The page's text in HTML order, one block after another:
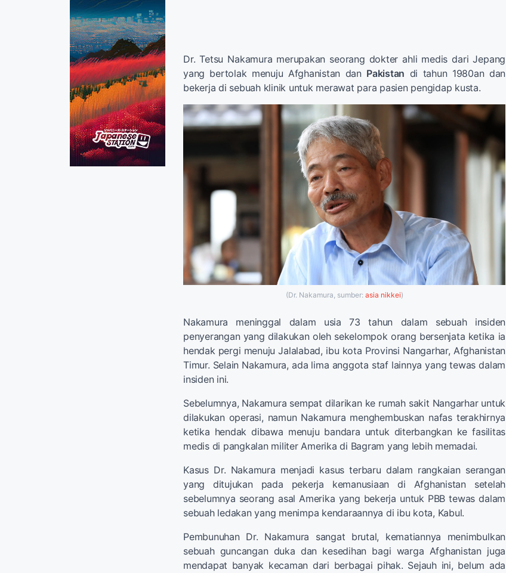
Dr. Tetsu Nakamura merupakan seorang dokter ahli medis dari Jepang
yang bertolak menuju Afghanistan dan Pakistan di tahun 1980an dan
bekerja di sebuah klinik untuk merawat para pasien pengidap kusta.
(Dr. Nakamura, sumber: asia nikkei)
Nakamura meninggal dalam usia 73 tahun dalam sebuah insiden
penyerangan yang dilakukan oleh sekelompok orang bersenjata ketika ia
hendak pergi menuju Jalalabad, ibu kota Provinsi Nangarhar, Afghanistan
Timur. Selain Nakamura, ada lima anggota staf lainnya yang tewas dalam
insiden ini.
Sebelumnya, Nakamura sempat dilarikan ke rumah sakit Nangarhar untuk
dilakukan operasi, namun Nakamura menghembuskan nafas terakhirnya
ketika hendak dibawa menuju bandara untuk diterbangkan ke fasilitas
medis di pangkalan militer Amerika di Bagram yang lebih memadai.
Kasus Dr. Nakamura menjadi kasus terbaru dalam rangkaian serangan
yang ditujukan pada pekerja kemanusiaan di Afghanistan setelah
sebelumnya seorang asal Amerika yang bekerja untuk PBB tewas dalam
sebuah ledakan yang menimpa kendaraannya di ibu kota, Kabul.
Pembunuhan Dr. Nakamura sangat brutal, kematiannya menimbulkan
sebuah guncangan duka dan kesedihan bagi warga Afghanistan juga
mendapat banyak kecaman dari berbagai pihak. Sejauh ini, belum ada